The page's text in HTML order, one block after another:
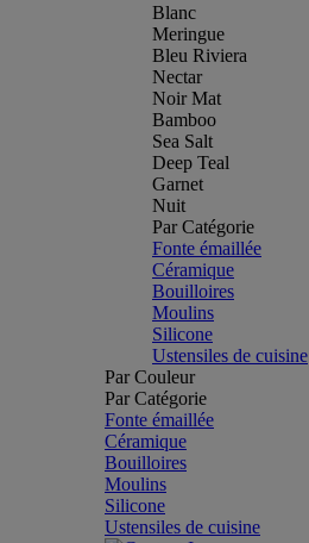
Blanc
Meringue
Bleu Riviera
Nectar
Noir Mat
Bamboo
Sea Salt
Deep Teal
Garnet
Nuit
Par Catégorie
Fonte émaillée
Céramique
Bouilloires
Moulins
Silicone
Ustensiles de cuisine
Par Couleur
Par Catégorie
Fonte émaillée
Céramique
Bouilloires
Moulins
Silicone
Ustensiles de cuisine